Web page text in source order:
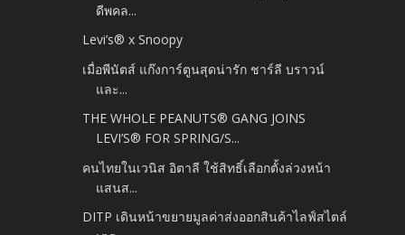
ดีพคล...
Levi’s® x Snoopy
เมื่อพีนัตส์ แก๊งการ์ตูนสุดน่ารัก ชาร์ลี บราวน์
และ...
THE WHOLE PEANUTS® GANG JOINS
LEVI’S® FOR SPRING/S...
คนไทยในเวนิส อิตาลี ใช้สิทธิ์เลือกตั้งล่วงหน้า
แสนส...
DITP เดินหน้าขยายมูลค่าส่งออกสินค้าไลฟ์สไตล์